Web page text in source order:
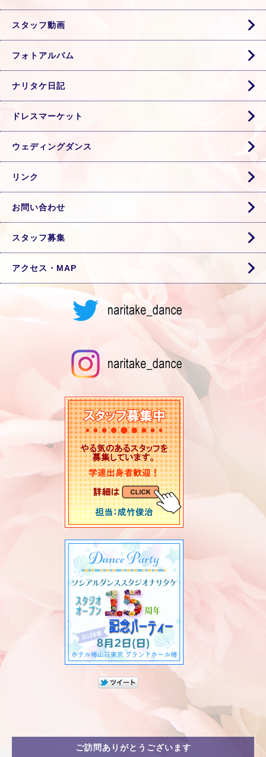
スタッフ動画
フォトアルバム
ナリタケ日記
ドレスマーケット
ウェディングダンス
リンク
お問い合わせ
スタッフ募集
アクセス・MAP
ご訪問ありがとうございます